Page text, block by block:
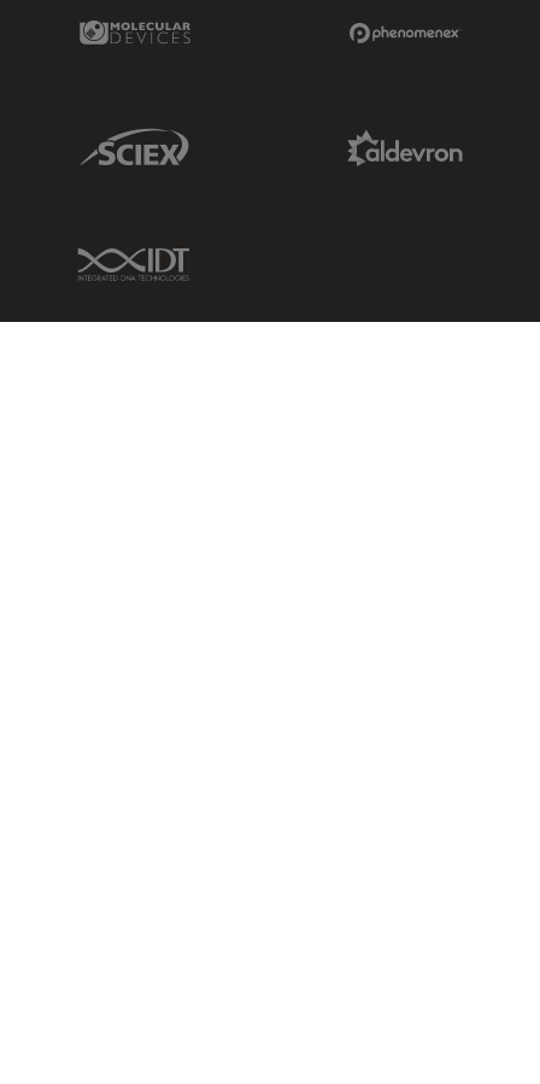
Molecular Devices Link
Sciex Link
IDT Link